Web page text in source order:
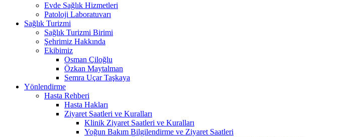
Evde Sağlık Hizmetleri
Patoloji Laboratuvarı
Sağlık Turizmi
Sağlık Turizmi Birimi
Şehrimiz Hakkında
Ekibimiz
Osman Çiloğlu
Özkan Maytalman
Semra Uçar Taşkaya
Yönlendirme
Hasta Rehberi
Hasta Hakları
Ziyaret Saatleri ve Kuralları
Klinik Ziyaret Saatleri ve Kuralları
Yoğun Bakım Bilgilendirme ve Ziyaret Saatleri